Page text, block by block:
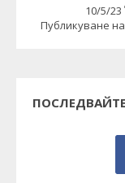
10/5/23
Публикуване